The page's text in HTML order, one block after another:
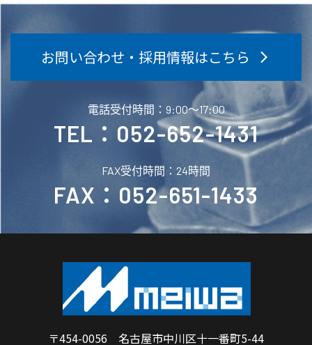
お問い合わせ・採用情報はこちら
電話受付時間：9:00〜17:00
TEL：052-652-1431
FAX受付時間：24時間
FAX：052-651-1433
〒454-0056 名古屋市中川区十一番町5-44